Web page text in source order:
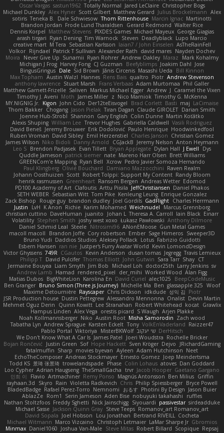
Oscar Vargas sastun1962 Totally Normal Jared LeClaire Christopher Bogs
Michael Dunkley Alex Hyner Scott Gilbert Matthew Gerard Julius Brockelmann Alex
sotiris Teneka B. Dale Schwiesow Thom Rittenhouse Marcin Ignac Martinotti
Brandon Jordan Frode Lund Tharaldsen Gerard Redmond Walter Rice
Dennis Korpel Matthew Stevens PIXDES Games Michael Mayeux George Giagias
arash tirgari Ryan Dening Tim Warnock Steven Deadlyblack Lupo Marcio
creative mart M Tera Sebastian Karlsson Iaian7 / John Einselen AsTheRainFell
Volkor Rijndael Patrick T Sullivan Alexander Rath david mares Nayden Dochev
Moira
Never Give Up Sunamii Ryan Rohrer Andrew Oakley Maraz
Mark Kohalmy
Michigan J Frog Harvey Fong CJ Guzman Beefyblimps Joakim Dahl Jose
BingusGringus Dale Sid Brown Jānis Circenis Masashi Ueda
Bill Kinnon
Max Topham Austin Walzl Hannes Rens Bais qualtro Piotr Andrew Stevenson
anthony lawrence Stuart Marsh Frans Verbaas Adam Murtomaa Phil Galler
Matthew Garnett-Frizelle Saliven Markus Michael Egger Andrew J Caramel the Vixen
Timothy J. Aveni Moth James Miller z Nico Marniok Timothy G. McKenna
MY.NIGNIG Jr. Kigon John Cido Der12teEisvogel Brad Corlett Basti maj LaCimaise
Thom Bakker Chogang Jason Pielak Tiran Dagan Claude GIROLET Darian Smith
Joenne Hub-Strobl Shannon Gary English Colin Dunne Martin Koťátko
Alexis Shuping William Lee Trevor Hughes Gabriella Caldwell Vasili Rodriguez
David Beneš Jeremy Brouwer Erik Dodolović Paulo Henrique Hoodwinkedfool
Ruben Vroman David Sibley Emil Herzenstiel Charles Janson Christian Gomez
James Wilson Niko Bidoli Danny Arnold CGJackB Jeremy Nelson Anton Heymann
Leo S Brendon Padjasek Evan Tillett Bryan Applegate Dylan Hall J Ewell
Dys
Quddle Jameson patrick siemer nate Mareno Harr Olsen Brett Williams
GREENCom'e Mapping Ryan Bell Xcrow Pedro Javier Somoza Hernando
Paul Klingberg Olivié Bouchard Damiano Mazzocchini Raven Realm
Johann Oosthuizen Scott Robert Tolppi: Support My Content Randy Bloom
henrik rasmussen Greenheart Ransom Bergen Andreas Wetter Edomod
PD100 Academy of Art Clafoutis Arttu Piisila JeffChristiansen Daniel Phakos
SETH WEBER Sebastian Witt Tom Pike Kenleung Leung Enrique Gonzalez
Zack Bishop
Rouge guy brandon dudley Joel Gordils GadFlight Charles Herrmann
Justin
LvH K Anon Richie Karim Mohamed Weichnudel
Marcus Grennborg
christian cuttino DaveHuman juanito Johan L Theresa A. Carroll Iain Black Einarr
Volatility Stephen Smith joshy west xoxo Łukasz Pawłowski Anthony Dilmore
Daniel Schmid Leal Steele Nitrosimi96 ANonEMoose Gun Metal Games
macoll macoll
Brandon Joffe Cory robertson Ember Sage Himeros Sweeper3D
Bruno Yudi Daddios Studios Aleksey Pollack Lotus Fabrizio Guidotti
Esbern Hansen ran nie Justper's Furry Avatar World Kevin LomondDesign
Victor Ghyssens 749R CGautos Kevin Anderson dusan tomas Jegregg Travis Lemieux
Philipp T David Pulcifer Thomas Elliott John Gutwin Sara Tarr Shay CT
Jermaine Bouyea Liam Smyth Jim Bob Michael Loh doctor25th Larry Jenkins sv
Andrew Lamb Hamad rendered_pixel der_mihi Worked Wood Alan Figg
Matias Dubos BigWhiteLion Karolina En David Curiel alec1025
BeepCodeMusic
Ben Granger Bruno Simon (Three.js Journey) Michelle Ma Ben glassapple 325 Woof
Maxime Detournière Rayscaper Chris Dickson idkdude 성익 김 Piotr
JSR Production house Dustin Pettegrew Alessandro Mennonna Onalist Devin Martin
Mehmet Oguz Derin
Quinn Kowitt Lee Stranahan Robert Whitehead kocat Grawlix
Hampus Linden Alex Vega orestis picard S Waugh Arjen Plakke
Noah Kollmannsberger Niko Austin Root Misha Samorodin Zach wood
Tabatha Lyn Andrew Sprague Karsten Eckelt Tony VolkEnVaderland Raizzer47
Pablo Portal Viktoriya MisterBKWolf שי יעקוב DerHitsch
We Don't Know What A Car Is James Patel Joeri Woudstra Rochelle Bricker
Bojan Rončević Justin Green Sof Hope Hackett Sven Kröger Dejvo
JRichardGaming
fatalmuffin Sharp movies byevan Ayleen Adam Hutchinson Neet
EchoTheComposer Andreas Stockmayer Ernesto Gomez Joep Meindertsma
Todd KS 景琦 张景琦 trowelandspade Phase Colin Lohaus atoves Dan Goddard
Loo Cypher Adrian Haugseng TheSmallGacha trvr Jacob Hooper Gaetano Gargano
민희 이
Flavio Artmachiner Remy Ponso Magnús Antonsson Ben Milius Griffin
rayhaan.3d
Skyro Rain Violetta Radkevich Chris Philip Spiessberger Bryce Powell
BladedBadge Rafael Perez-Torro Nemnomi おるす Photini By Design Jason Buier
AblazZe Rom1 Serin Jameson Aden Bise nobuyuki takahashi
ruffles
Nathan Stoltzfoos Freddy Sghetti Nick Jainschigg Siyouardi passivestar sirdeadduke
Michael Sasse Jackson Quinn Gray Steve Teeps Romanov_art Romanov_art
David Sopala Joel Hobson Lou Jonathan Bertrand RIVEILL Cocheta
Michael Witmann Marco Vizcaino Christoph Letmaier LaMar Sharpe Jr Gbromios
Minmax Daniel1060 Joshua Van-Male Steve Mitas Robert Billard Scopique Repsaj